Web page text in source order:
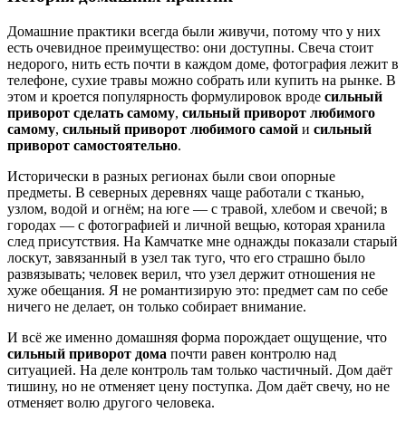
Домашние практики всегда были живучи, потому что у них
есть очевидное преимущество: они доступны. Свеча стоит
недорого, нить есть почти в каждом доме, фотография лежит в
телефоне, сухие травы можно собрать или купить на рынке. В
этом и кроется популярность формулировок вроде сильный
приворот сделать самому, сильный приворот любимого
самому, сильный приворот любимого самой и сильный
приворот самостоятельно.
Исторически в разных регионах были свои опорные
предметы. В северных деревнях чаще работали с тканью,
узлом, водой и огнём; на юге — с травой, хлебом и свечой; в
городах — с фотографией и личной вещью, которая хранила
след присутствия. На Камчатке мне однажды показали старый
лоскут, завязанный в узел так туго, что его страшно было
развязывать; человек верил, что узел держит отношения не
хуже обещания. Я не романтизирую это: предмет сам по себе
ничего не делает, он только собирает внимание.
И всё же именно домашняя форма порождает ощущение, что
сильный приворот дома почти равен контролю над
ситуацией. На деле контроль там только частичный. Дом даёт
тишину, но не отменяет цену поступка. Дом даёт свечу, но не
отменяет волю другого человека.